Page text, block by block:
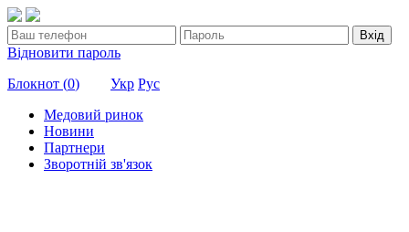
Вхід
Відновити пароль
Блокнот (0) Укр Рус
Медовий ринок
Новини
Партнери
Зворотній зв'язок